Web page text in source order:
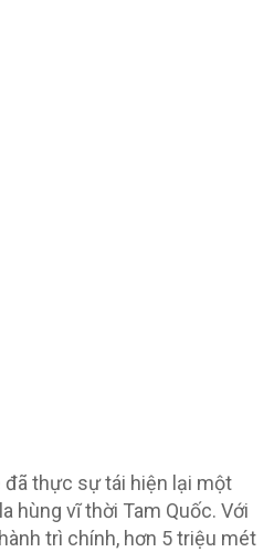
đã thực sự tái hiện lại một
hùng vĩ thời Tam Quốc. Với
trì chính, hơn 5 triệu mét